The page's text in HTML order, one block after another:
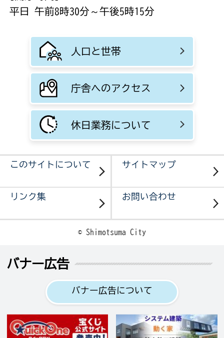
平日 午前8時30分～午後5時15分
人口と世帯
庁舎へのアクセス
休日業務について
このサイトについて サイトマップ
リンク集 お問い合わせ
© Shimotsuma City
バナー広告
バナー広告について